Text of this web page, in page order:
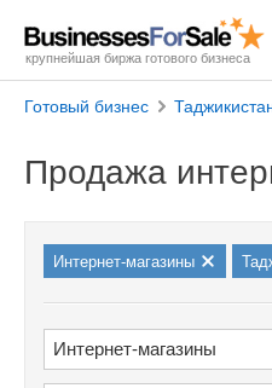
крупнейшая биржа готового бизнеса
Готовый бизнес
Продажа
Интернет-магазины
Интернет-магазины